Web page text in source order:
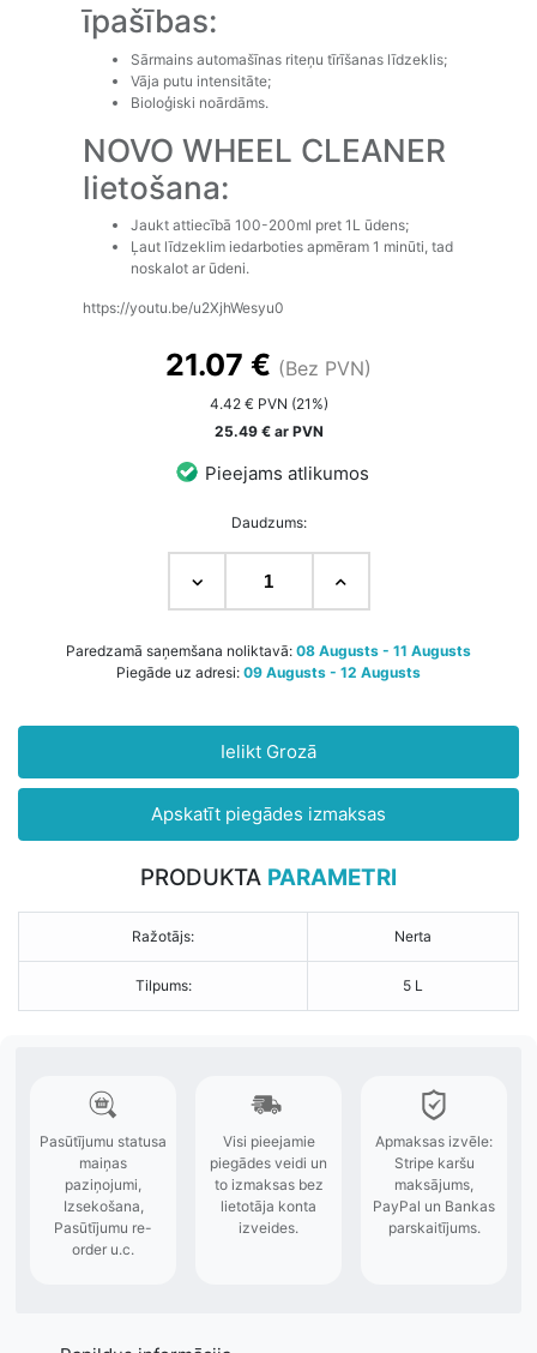
īpašības:
Sārmains automašīnas riteņu tīrīšanas līdzeklis;
Vāja putu intensitāte;
Bioloģiski noārdāms.
NOVO WHEEL CLEANER
lietošana:
Jaukt attiecībā 100-200ml pret 1L ūdens;
Ļaut līdzeklim iedarboties apmēram 1 minūti, tad
noskalot ar ūdeni.
https://youtu.be/u2XjhWesyu0
21.07 € (Bez PVN)
4.42 € PVN (21%)
25.49 € ar PVN
Pieejams atlikumos
Daudzums:
Paredzamā saņemšana noliktavā: 08 Augusts - 11 Augusts
Piegāde uz adresi: 09 Augusts - 12 Augusts
Ielikt Grozā
Apskatīt piegādes izmaksas
PRODUKTA PARAMETRI
Ražotājs: Nerta
Tilpums: 5 L